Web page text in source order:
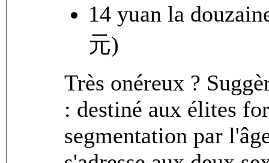
14 yuan la
元)
Très onéreux ?
: destiné aux élites
segmentation par